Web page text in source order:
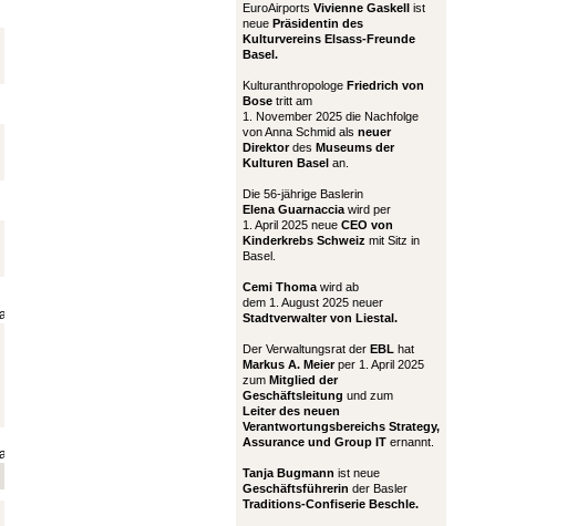
EuroAirports Vivienne Gaskell ist
neue Präsidentin des
Kulturvereins Elsass-Freunde
Basel.
Kulturanthropologe Friedrich von
Bose tritt am
1. November 2025 die Nachfolge
von Anna Schmid als neuer
Direktordes Museums der
Kulturen Basel an.
Die 56-jährige Baslerin
Elena Guarnaccia wird per
1. April 2025 neue CEO von
Kinderkrebs Schweiz mit Sitz in
Basel.
Cemi Thoma wird ab
dem 1. August 2025 neuer
Stadtverwalter von Liestal.
Der Verwaltungsrat der EBL hat
Markus A. Meierper 1. April 2025
zum Mitglied der
Geschäftsleitung und zum
Leiter des neuen
Verantwortungsbereichs Strategy,
Assurance und Group IT ernannt.
Tanja Bugmann ist neue
Geschäftsführerin der Basler
Traditions-Confiserie Beschle.